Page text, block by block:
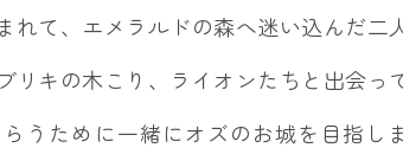
れて、エメラルドの森へ迷い込んだ二
リキの木こり、ライオンたちと出会って
うために一緒にオズのお城を目指し